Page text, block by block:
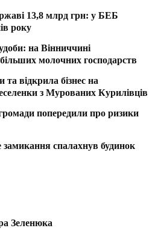
13,8 млрд грн: у БЕБ
року
на Вінниччині
молочних господарств
відкрила бізнес на
з Мурованих Курилівців
попередили про ризики
спалахнув будинок
Зеленюка